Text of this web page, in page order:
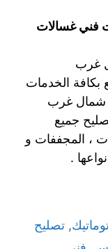
فني غسالات
غرب
التمتع بكافة الخدمات
شمال غرب
جميع
، المجففات و
.
, تصليح